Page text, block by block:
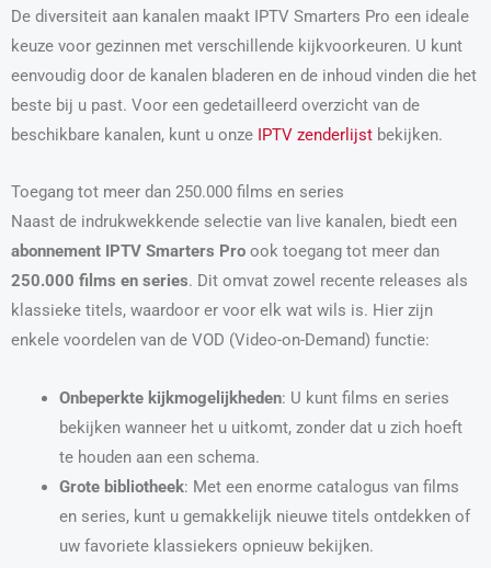
De diversiteit aan kanalen maakt IPTV Smarters Pro een ideale
keuze voor gezinnen met verschillende kijkvoorkeuren. U kunt
eenvoudig door de kanalen bladeren en de inhoud vinden die het
beste bij u past. Voor een gedetailleerd overzicht van de
beschikbare kanalen, kunt u onze IPTV zenderlijst bekijken.
Toegang tot meer dan 250.000 films en series
Naast de indrukwekkende selectie van live kanalen, biedt een
abonnement IPTV Smarters Pro ook toegang tot meer dan
250.000 films en series. Dit omvat zowel recente releases als
klassieke titels, waardoor er voor elk wat wils is. Hier zijn
enkele voordelen van de VOD (Video-on-Demand) functie:
Onbeperkte kijkmogelijkheden: U kunt films en series
bekijken wanneer het u uitkomt, zonder dat u zich hoeft
te houden aan een schema.
Grote bibliotheek: Met een enorme catalogus van films
en series, kunt u gemakkelijk nieuwe titels ontdekken of
uw favoriete klassiekers opnieuw bekijken.